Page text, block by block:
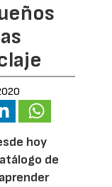
hoy
de